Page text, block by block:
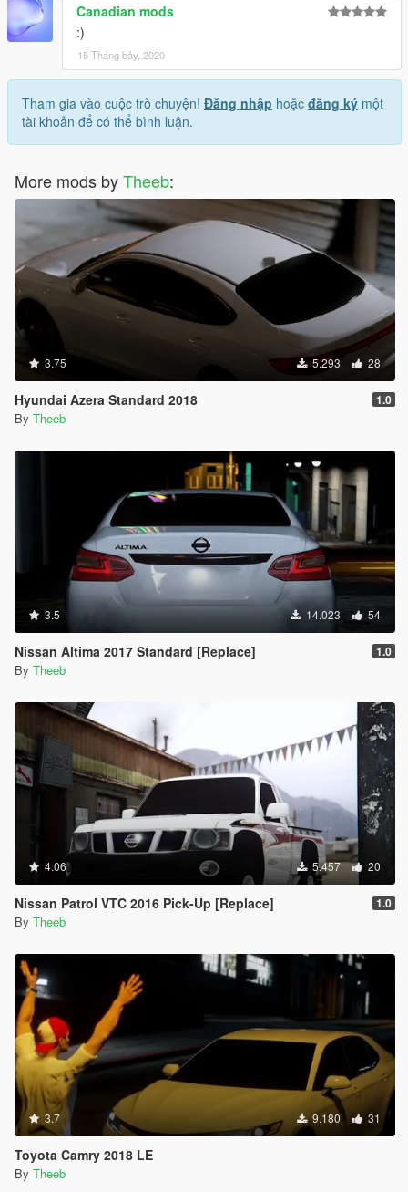
Canadian mods
:)
15 Tháng bảy, 2020
Tham gia vào cuộc trò chuyện! Đăng nhập hoặc đăng ký một
tài khoản để có thể bình luận.
More mods byTheeb:
3.75 5.293 28
Hyundai Azera Standard 2018 1.0
By Theeb
3.5 14.023 54
Nissan Altima 2017 Standard [Replace] 1.0
By Theeb
4.06 5.457 20
Nissan Patrol VTC 2016 Pick-Up [Replace] 1.0
By Theeb
3.7 9.180 31
Toyota Camry 2018 LE
By Theeb